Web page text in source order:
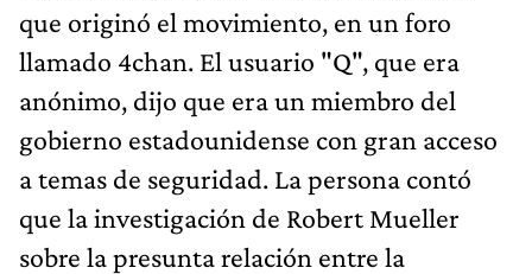
que originó el movimiento, en un foro
llamado 4chan. El usuario "Q", que era
anónimo, dijo que era un miembro del
gobierno estadounidense con gran acceso
a temas de seguridad. La persona contó
que la investigación de Robert Mueller
sobre la presunta relación entre la